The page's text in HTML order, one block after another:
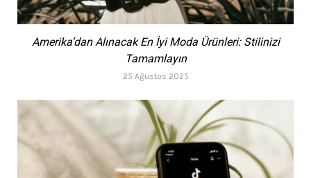
Amerika’dan Alınacak En İyi Moda Ürünleri: Stilinizi
Tamamlayın
25 Ağustos 2025